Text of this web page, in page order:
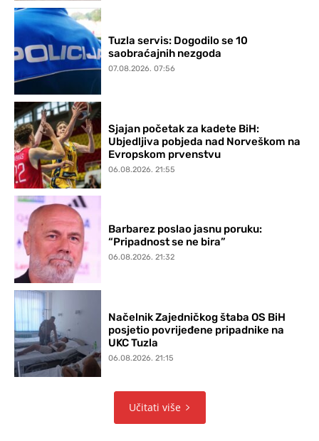
Tuzla servis: Dogodilo se 10
saobraćajnih nezgoda
07.08.2026. 07:56
Sjajan početak za kadete BiH:
Ubjedljiva pobjeda nad Norveškom na
Evropskom prvenstvu
06.08.2026. 21:55
Barbarez poslao jasnu poruku:
“Pripadnost se ne bira”
06.08.2026. 21:32
Načelnik Zajedničkog štaba OS BiH
posjetio povrijeđene pripadnike na
UKC Tuzla
06.08.2026. 21:15
Učitati više